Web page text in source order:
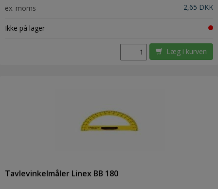
ex. moms 2,65 DKK
Ikke på lager
Læg i kurven
Tavlevinkelmåler Linex BB 180